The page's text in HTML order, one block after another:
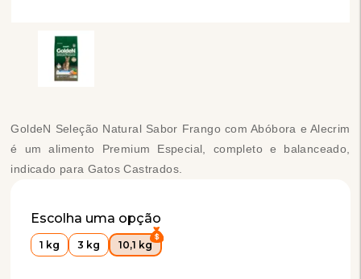
GoldeN Seleção Natural Sabor Frango com Abóbora e Alecrim
é um alimento Premium Especial, completo e balanceado,
indicado para Gatos Castrados.
Escolha uma opção
1 kg 3 kg 10,1 kg